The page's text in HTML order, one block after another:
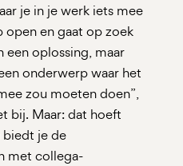
je in je werk iets mee
en gaat op zoek
een oplossing, maar
onderwerp waar het
zou moeten doen”,
bij. Maar: dat hoeft
biedt je de
met collega-